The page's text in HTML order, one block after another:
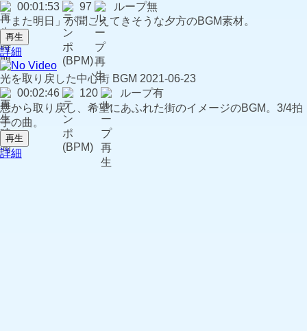
00:01:53
97
ループ無
「また明日」が聞こえてきそうな夕方のBGM素材。
再生
詳細
光を取り戻した中心街 BGM 2021-06-23
00:02:46
120
ループ有
悪から取り戻し、希望にあふれた街のイメージのBGM。3/4拍
子の曲。
再生
詳細